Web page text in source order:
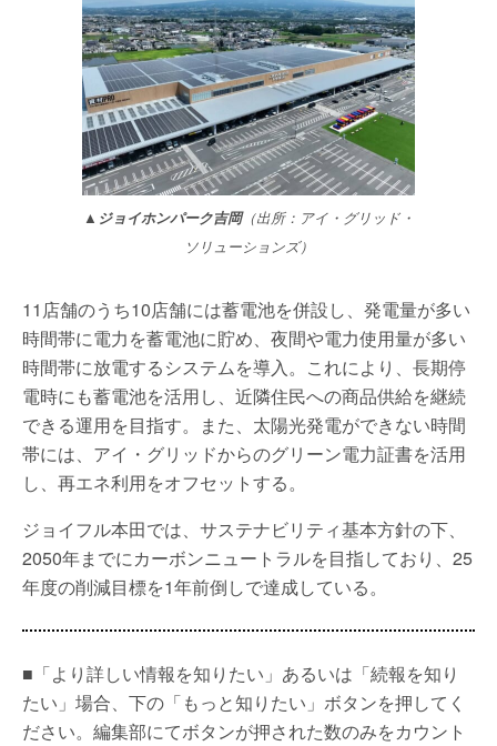
▲ジョイホンパーク吉岡（出所：アイ・グリッド・
ソリューションズ）
11店舗のうち10店舗には蓄電池を併設し、発電量が多い
時間帯に電力を蓄電池に貯め、夜間や電力使用量が多い
時間帯に放電するシステムを導入。これにより、長期停
電時にも蓄電池を活用し、近隣住民への商品供給を継続
できる運用を目指す。また、太陽光発電ができない時間
帯には、アイ・グリッドからのグリーン電力証書を活用
し、再エネ利用をオフセットする。
ジョイフル本田では、サステナビリティ基本方針の下、
2050年までにカーボンニュートラルを目指しており、25
年度の削減目標を1年前倒しで達成している。
■「より詳しい情報を知りたい」あるいは「続報を知り
たい」場合、下の「もっと知りたい」ボタンを押してく
ださい。編集部にてボタンが押された数のみをカウント